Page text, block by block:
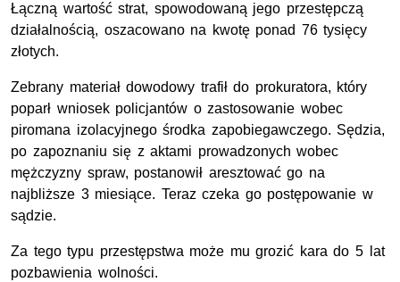
Łączną wartość strat, spowodowaną jego przestępczą
działalnością, oszacowano na kwotę ponad 76 tysięcy
złotych.
Zebrany materiał dowodowy trafił do prokuratora, który
poparł wniosek policjantów o zastosowanie wobec
piromana izolacyjnego środka zapobiegawczego. Sędzia,
po zapoznaniu się z aktami prowadzonych wobec
mężczyzny spraw, postanowił aresztować go na
najbliższe 3 miesiące. Teraz czeka go postępowanie w
sądzie.
Za tego typu przestępstwa może mu grozić kara do 5 lat
pozbawienia wolności.